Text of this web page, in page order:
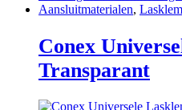
Aansluitmaterialen,
Conex
Transparant